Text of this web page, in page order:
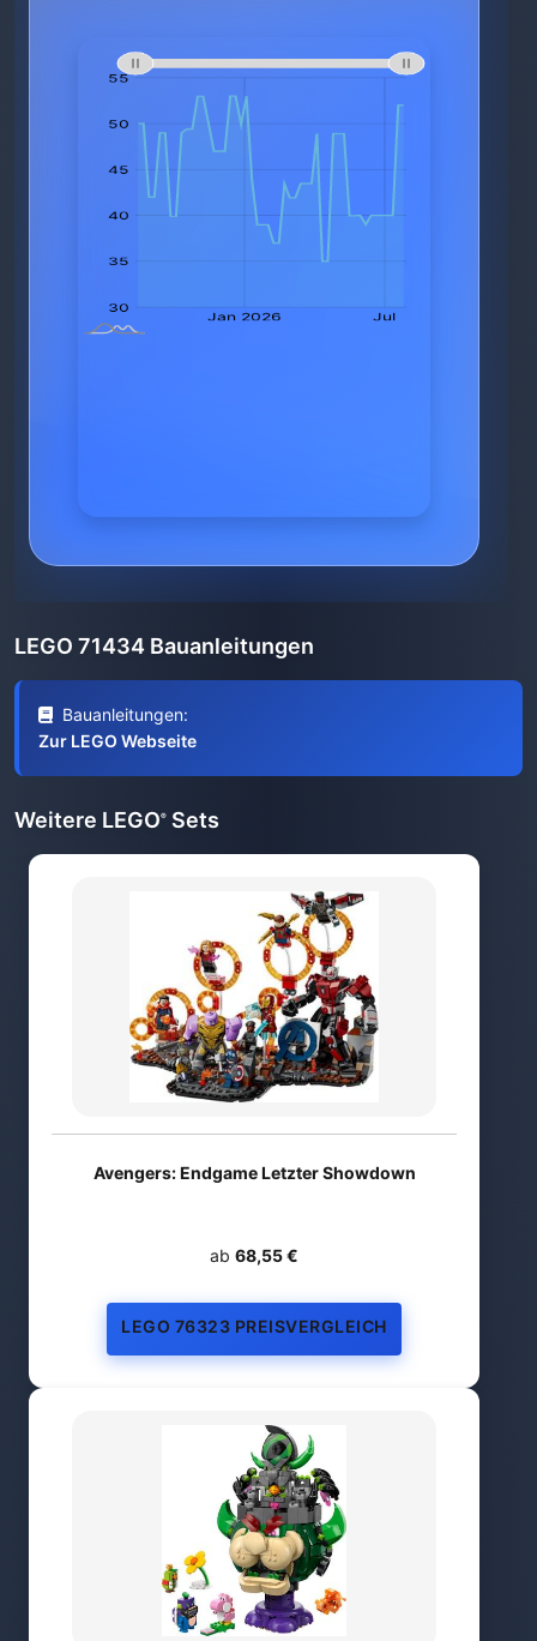
LEGO 71434 Bauanleitungen
Bauanleitungen:
Zur LEGO Webseite
Weitere LEGO® Sets
Avengers: Endgame Letzter Showdown
ab 68,55 €
LEGO 76323 PREISVERGLEICH